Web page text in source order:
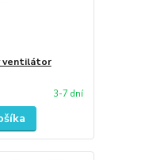
ventilátor
3-7 dní